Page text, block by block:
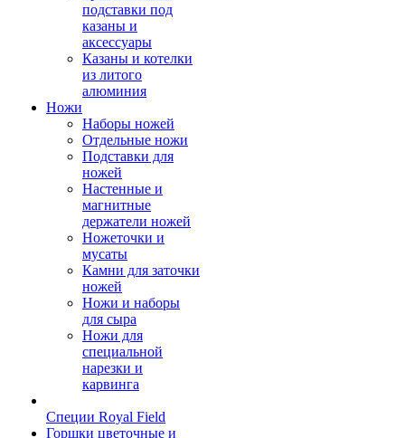
подставки под
казаны и
аксессуары
Казаны и котелки
из литого
алюминия
Ножи
Наборы ножей
Отдельные ножи
Подставки для
ножей
Настенные и
магнитные
держатели ножей
Ножеточки и
мусаты
Камни для заточки
ножей
Ножи и наборы
для сыра
Ножи для
специальной
нарезки и
карвинга
Специи Royal Field
Горшки цветочные и